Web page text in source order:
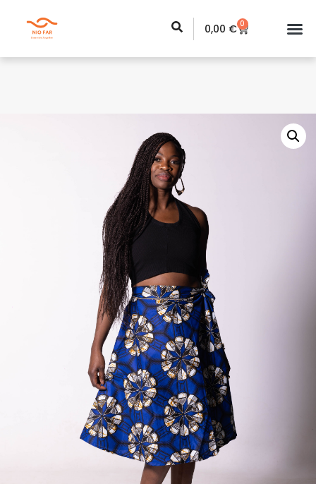
0,00 € 0